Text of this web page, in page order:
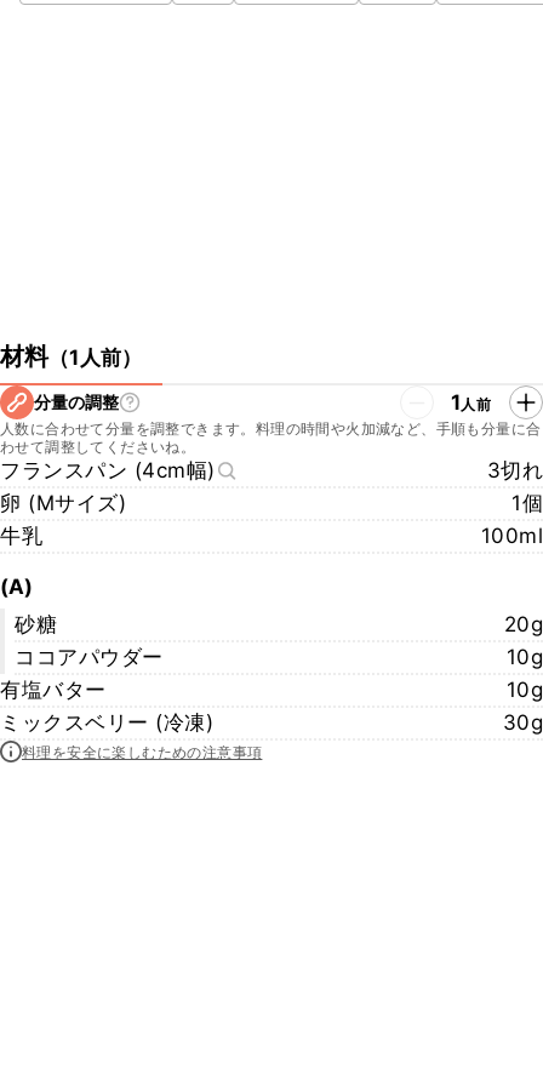
材料（1人前）
分量の調整 1人前
人数に合わせて分量を調整できます。料理の時間や火加減など、手順も分量に合
わせて調整してくださいね。
フランスパン (4cm幅)
3切れ
卵 (Mサイズ)
1個
牛乳
100ml
(A)
砂糖
20g
ココアパウダー
10g
有塩バター
10g
ミックスベリー (冷凍)
30g
料理を安全に楽しむための注意事項